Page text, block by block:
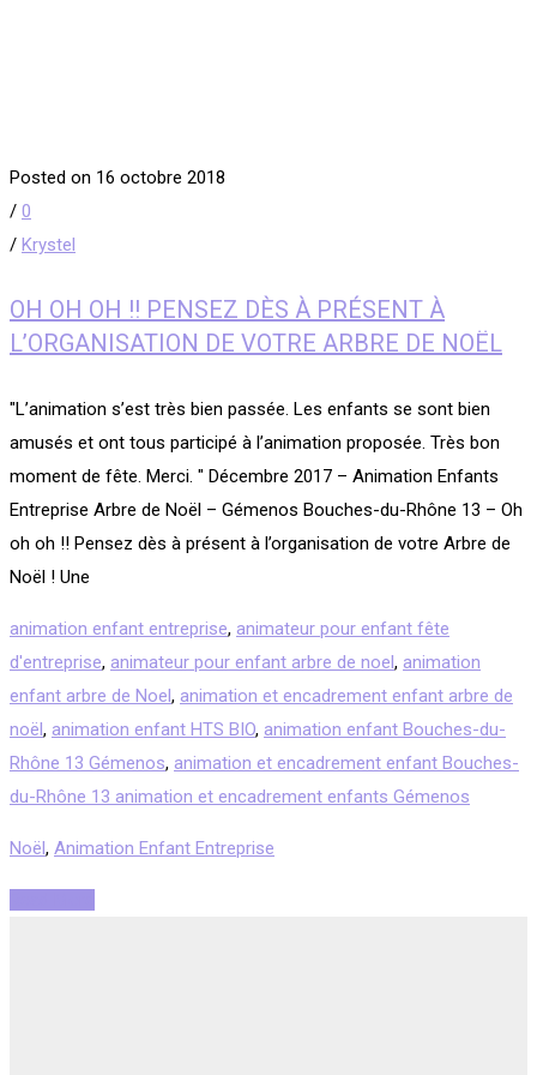
Posted on 16 octobre 2018
/ 0
/ Krystel
OH OH OH !! PENSEZ DÈS À PRÉSENT À
L’ORGANISATION DE VOTRE ARBRE DE NOËL
​"L’animation s’est très bien passée. Les enfants se sont bien
amusés et ont tous participé à l’animation proposée. Très bon
moment de fête. Merci. " ​Décembre 2017 – Animation Enfants
Entreprise Arbre de Noël – Gémenos Bouches-du-Rhône 13 – Oh
oh oh !! Pensez dès à présent à l’organisation de votre Arbre de
Noël ! Une
animation enfant entreprise, animateur pour enfant fête
d'entreprise, animateur pour enfant arbre de noel, animation
enfant arbre de Noel, animation et encadrement enfant arbre de
noël, animation enfant HTS BIO, animation enfant Bouches-du-
Rhône 13 Gémenos, animation et encadrement enfant Bouches-
du-Rhône 13 animation et encadrement enfants Gémenos
Noël, Animation Enfant Entreprise